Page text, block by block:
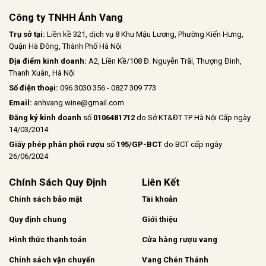
Công ty TNHH Ánh Vang
Trụ sở tại: Liền kề 321, dịch vụ 8 Khu Mậu Lương, Phường Kiến Hưng,
Quận Hà Đông, Thành Phố Hà Nội
Địa điểm kinh doanh: A2, Liền Kề/108 Đ. Nguyễn Trãi, Thượng Đình,
Thanh Xuân, Hà Nội
Số điện thoại: 096 3030 356 - 0827 309 773
Email: anhvang.wine@gmail.com
Đăng ký kinh doanh số 0106481712 do Sở KT&ĐT TP Hà Nội Cấp ngày
14/03/2014
Giấy phép phân phối rượu số 195/GP-BCT do BCT cấp ngày
26/06/2024
Chính Sách Quy Định
Chính sách bảo mật
Quy định chung
Hình thức thanh toán
Chính sách vận chuyển
Liên Kết
Tài khoản
Giới thiệu
Cửa hàng rượu vang
Vang Chén Thánh